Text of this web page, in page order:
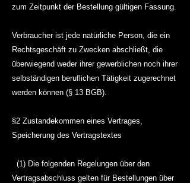
zum Zeitpunkt der Bestellung gültigen Fassung.
Verbraucher ist jede natürliche Person, die ein
Rechtsgeschäft zu Zwecken abschließt, die
überwiegend weder ihrer gewerblichen noch ihrer
selbständigen beruflichen Tätigkeit zugerechnet
werden können (§ 13 BGB).
§2 Zustandekommen eines Vertrages,
Speicherung des Vertragstextes
(1) Die folgenden Regelungen über den
Vertragsabschluss gelten für Bestellungen über